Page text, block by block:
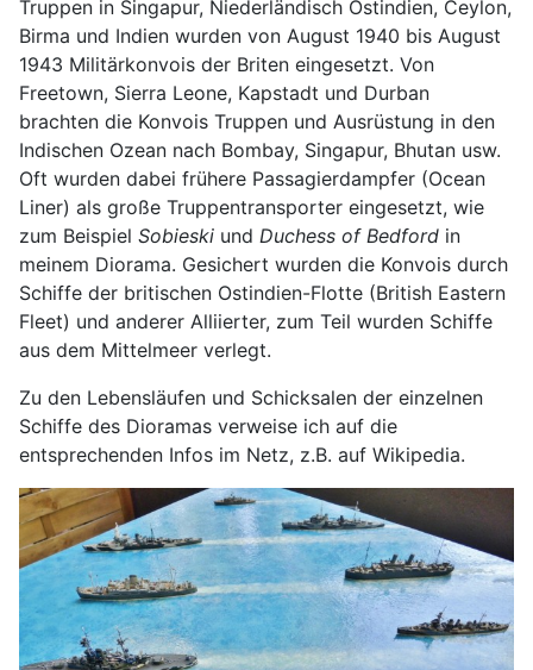
Truppen in Singapur, Niederländisch Ostindien, Ceylon,
Birma und Indien wurden von August 1940 bis August
1943 Militärkonvois der Briten eingesetzt. Von
Freetown, Sierra Leone, Kapstadt und Durban
brachten die Konvois Truppen und Ausrüstung in den
Indischen Ozean nach Bombay, Singapur, Bhutan usw.
Oft wurden dabei frühere Passagierdampfer (Ocean
Liner) als große Truppentransporter eingesetzt, wie
zum Beispiel Sobieski und Duchess of Bedford in
meinem Diorama. Gesichert wurden die Konvois durch
Schiffe der britischen Ostindien-Flotte (British Eastern
Fleet) und anderer Alliierter, zum Teil wurden Schiffe
aus dem Mittelmeer verlegt.
Zu den Lebensläufen und Schicksalen der einzelnen
Schiffe des Dioramas verweise ich auf die
entsprechenden Infos im Netz, z.B. auf Wikipedia.